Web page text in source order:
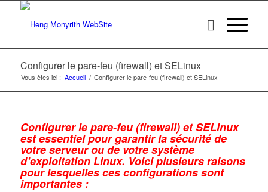
Configurer le pare-feu (firewall) et SELinux
Vous êtes ici : Accueil / Configurer le pare-feu (firewall) et SELinux
Configurer le pare-feu (firewall) et SELinux
est essentiel pour garantir la sécurité de
votre serveur ou de votre système
d’exploitation Linux. Voici plusieurs raisons
pour lesquelles ces configurations sont
importantes :